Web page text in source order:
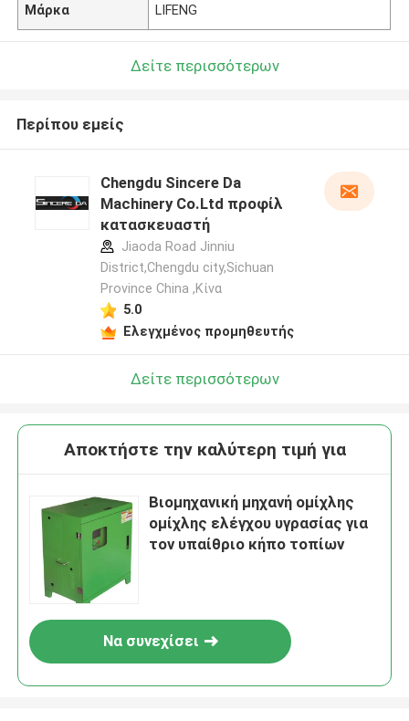
Μάρκα LIFENG
Δείτε περισσότερων
Περίπου εμείς
Chengdu Sincere Da
Machinery Co.Ltd προφίλ
κατασκευαστή
Jiaoda Road Jinniu
District,Chengdu city,Sichuan
Province China ,Κίνα
5.0
Ελεγχμένος προμηθευτής
Δείτε περισσότερων
Αποκτήστε την καλύτερη τιμή για
Βιομηχανική μηχανή ομίχλης
ομίχλης ελέγχου υγρασίας για
τον υπαίθριο κήπο τοπίων
Να συνεχίσει